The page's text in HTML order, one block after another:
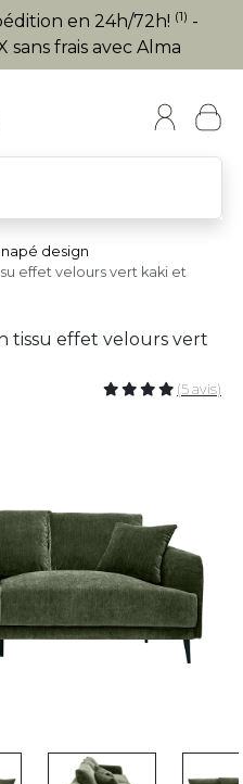
en 24h/72h! (1) -
sans frais avec Alma
design
effet velours vert kaki et
tissu effet velours vert
(5 avis)